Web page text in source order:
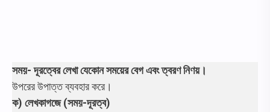
সময়- দূরত্বের লেখা যেকোন সময়ের বেগ এবং ত্বরণ নিণয়।
উপরের উপাত্ত ব্যবহার করে।
ক) লেখকাগজে (সময়-দূরত্ব)